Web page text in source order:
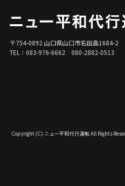
〒754-0892 山口県山口市名田島1684-2
TEL：083-976-6662 080-2882-0513
Copyright (C) ニュー平和代行運転 All Rights